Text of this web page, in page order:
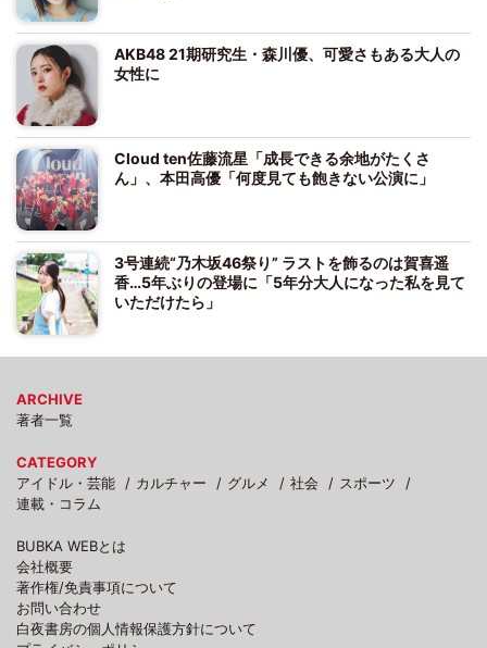
AKB48 21期研究生・森川優、可愛さもある大人の
女性に
Cloud ten佐藤流星「成長できる余地がたくさ
ん」、本田高優「何度見ても飽きない公演に」
3号連続“乃木坂46祭り” ラストを飾るのは賀喜遥
香…5年ぶりの登場に「5年分大人になった私を見て
いただけたら」
ARCHIVE
著者一覧
CATEGORY
アイドル・芸能
カルチャー グルメ 社会
スポーツ
連載・コラム
BUBKA WEBとは
会社概要
著作権/免責事項について
お問い合わせ
白夜書房の個人情報保護方針について